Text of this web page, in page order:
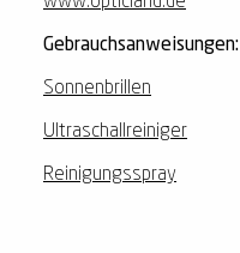
Gebrauchsanweisungen:
Sonnenbrillen
Ultraschallreiniger
Reinigungsspray